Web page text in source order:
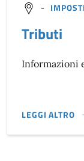
-
Tributi
Informazioni
LEGGI ALTRO
}